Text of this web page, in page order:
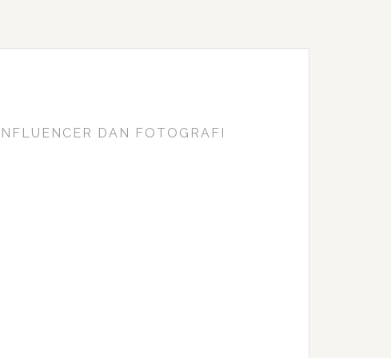
DAN FOTOGRAFI